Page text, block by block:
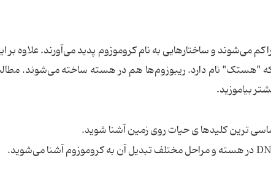
می‌شوند و ساختارهایی به نام کروموزوم پدید می‌آورند. علاوه بر
"هستک" نام دارد. ریبوزوم‌ها هم در هسته ساخته می‌شوند. مطالب
اساسی ترین کلیدها ی حیات روی زمین آشنا شوید.